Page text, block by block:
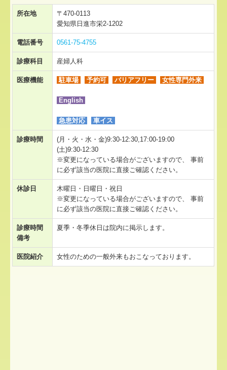
やまびこ日進
やまびこ長久手
やまびこ東郷
やまびこ認定栄養ケアステーション
所在地
〒470-0113
愛知県日進市栄2-1202
電話番号 0561-75-4755
診療科目 産婦人科
医療機能 駐車場 予約可 バリアフリー 女性専門外来
English
急患対応 車イス
診療時間
(月・火・水・金)9:30-12:30,17:00-19:00
(土)9:30-12:30
※変更になっている場合がございますので、 事前
に必ず該当の医院に直接ご確認ください。
休診日
木曜日・日曜日・祝日
※変更になっている場合がございますので、 事前
に必ず該当の医院に直接ご確認ください。
診療時間
備考
夏季・冬季休日は院内に掲示します。
医院紹介 女性のための一般外来もおこなっております。